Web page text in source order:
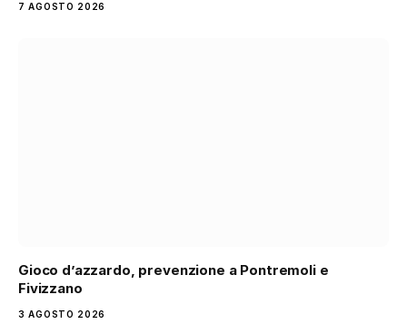
7 AGOSTO 2026
Gioco d’azzardo, prevenzione a Pontremoli e
Fivizzano
3 AGOSTO 2026